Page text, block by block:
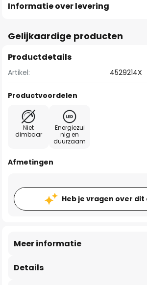
Informatie over levering
Gelijkaardige producten
Productdetails
Artikel: 4529214X
Productvoordelen
Niet
dimbaar
Energiezui
nig en
duurzaam
Afmetingen
Heb je vragen over
Details
Meer informatie